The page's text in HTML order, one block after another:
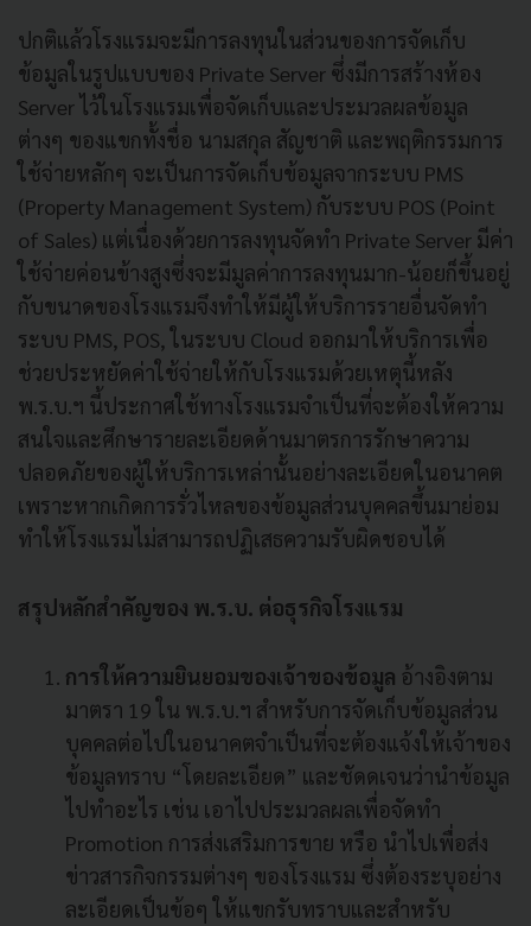
ปกติแล้วโรงแรมจะมีการลงทุนในส่วนของการจัดเก็บ
ข้อมูลในรูปแบบของ Private Server ซึ่งมีการสร้างห้อง
Server ไว้ในโรงแรมเพื่อจัดเก็บและประมวลผลข้อมูล
ต่างๆ ของแขกทั้งชื่อ นามสกุล สัญชาติ และพฤติกรรมการ
ใช้จ่ายหลักๆ จะเป็นการจัดเก็บข้อมูลจากระบบ PMS
(Property Management System) กับระบบ POS (Point
of Sales) แต่เนื่องด้วยการลงทุนจัดทำ Private Server มีค่า
ใช้จ่ายค่อนข้างสูงซึ่งจะมีมูลค่าการลงทุนมาก-น้อยก็ขึ้นอยู่
กับขนาดของโรงแรมจึงทำให้มีผู้ให้บริการรายอื่นจัดทำ
ระบบ PMS, POS, ในระบบ Cloud ออกมาให้บริการเพื่อ
ช่วยประหยัดค่าใช้จ่ายให้กับโรงแรมด้วยเหตุนี้หลัง
พ.ร.บ.ฯ นี้ประกาศใช้ทางโรงแรมจำเป็นที่จะต้องให้ความ
สนใจและศึกษารายละเอียดด้านมาตรการรักษาความ
ปลอดภัยของผู้ให้บริการเหล่านั้นอย่างละเอียดในอนาคต
เพราะหากเกิดการรั่วไหลของข้อมูลส่วนบุคคลขึ้นมาย่อม
ทำให้โรงแรมไม่สามารถปฏิเสธความรับผิดชอบได้
สรุปหลักสำคัญของ พ.ร.บ. ต่อธุรกิจโรงแรม
การให้ความยินยอมของเจ้าของข้อมูล อ้างอิงตาม
มาตรา 19 ใน พ.ร.บ.ฯ สำหรับการจัดเก็บข้อมูลส่วน
บุคคลต่อไปในอนาคตจำเป็นที่จะต้องแจ้งให้เจ้าของ
ข้อมูลทราบ “โดยละเอียด” และชัดดเจนว่านำข้อมูล
ไปทำอะไร เช่น เอาไปประมวลผลเพื่อจัดทำ
Promotion การส่งเสริมการขาย หรือ นำไปเพื่อส่ง
ข่าวสารกิจกรรมต่างๆ ของโรงแรม ซึ่งต้องระบุอย่าง
ละเอียดเป็นข้อๆ ให้แขกรับทราบและสำหรับ